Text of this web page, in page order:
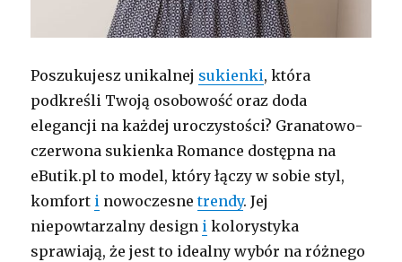
Poszukujesz unikalnej sukienki, która
podkreśli Twoją osobowość oraz doda
elegancji na każdej uroczystości? Granatowo-
czerwona sukienka Romance dostępna na
eButik.pl to model, który łączy w sobie styl,
komfort i nowoczesnetrendy. Jej
niepowtarzalny design i kolorystyka
sprawiają, że jest to idealny wybór na różnego